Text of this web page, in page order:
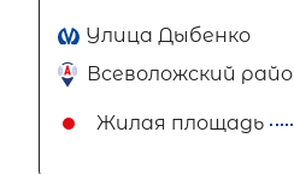
Улица Дыбенко
Всеволожский
Жилая площадь